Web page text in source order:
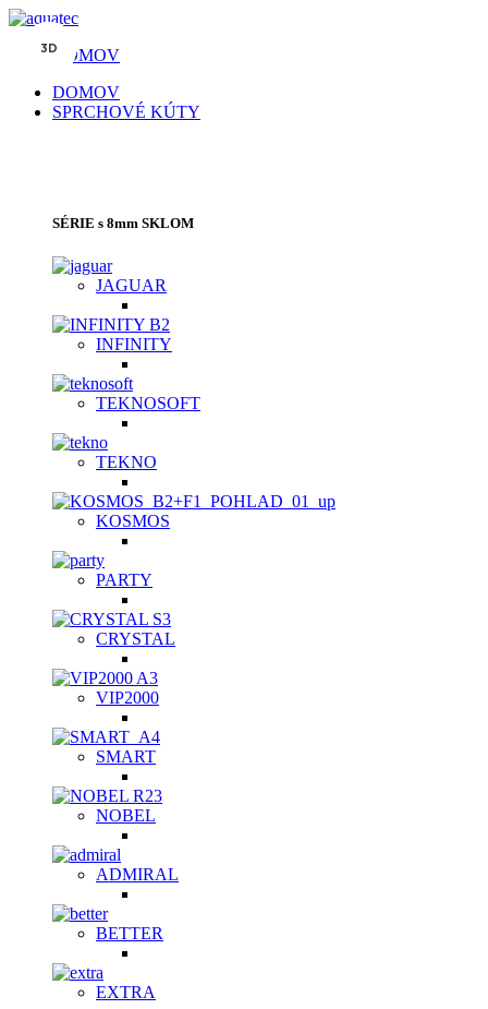
DOMOV
DOMOV
SPRCHOVÉ KÚTY
SÉRIE s 8mm SKLOM
JAGUAR
INFINITY
TEKNOSOFT
TEKNO
KOSMOS
PARTY
CRYSTAL
VIP2000
SMART
NOBEL
ADMIRAL
BETTER
EXTRA
3D
3D
3D
3D
3D
3D